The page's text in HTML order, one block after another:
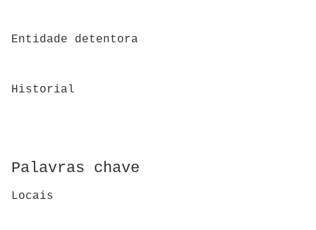
Entidade detentora
Historial
Palavras chave
Locais